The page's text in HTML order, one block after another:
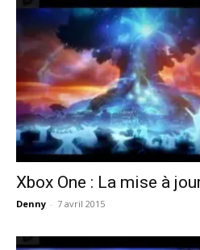
Xbox One : La mise à
Denny - 7 avril 2015